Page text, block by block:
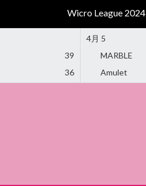
Wicro League 2024
39
36
4月 5
MARBLE
Amulet